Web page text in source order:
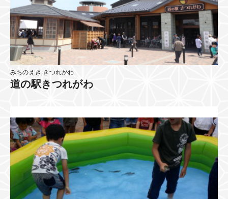
みちのえき きつれがわ
道の駅きつれがわ